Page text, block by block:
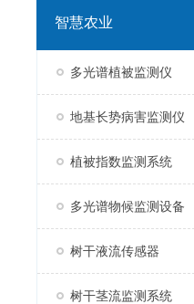
智慧农业
多光谱植被监测仪
地基长势病害监测仪
植被指数监测系统
多光谱物候监测设备
树干液流传感器
树干茎流监测系统